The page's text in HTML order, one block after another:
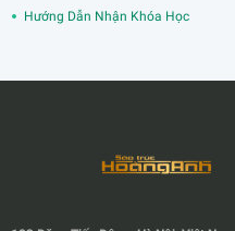
Hướng Dẫn Nhận Khóa Học